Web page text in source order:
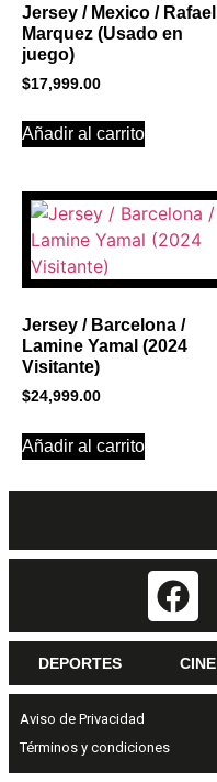
Jersey / Mexico / Rafael
Marquez (Usado en
juego)
$17,999.00
Añadir al carrito
Jersey / Barcelona /
Lamine Yamal (2024
Visitante)
$24,999.00
Añadir al carrito
DEPORTES CINE
Aviso de Privacidad
Términos y condiciones